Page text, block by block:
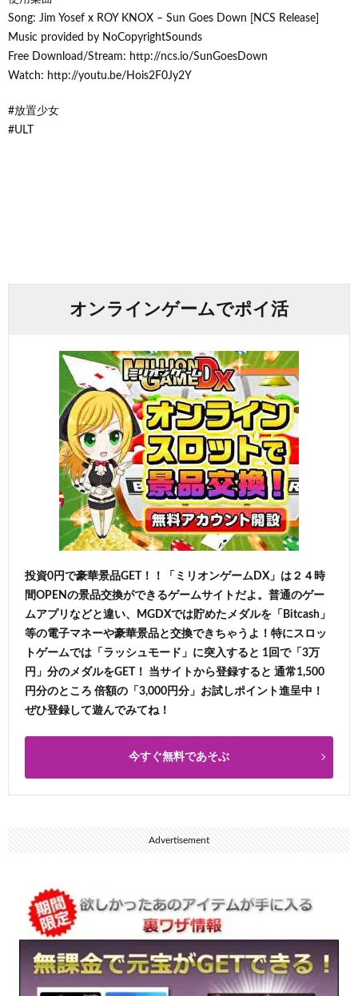
Song: Jim Yosef x ROY KNOX – Sun Goes Down [NCS Release]
Music provided by NoCopyrightSounds
Free Download/Stream: http://ncs.io/SunGoesDown
Watch: http://youtu.be/Hois2F0Jy2Y
#放置少女
#ULT
オンラインゲームでポイ活
投資0円で豪華景品GET！！「ミリオンゲームDX」は２４時
間OPENの景品交換ができるゲームサイトだよ。普通のゲー
ムアプリなどと違い、MGDXでは貯めたメダルを「Bitcash」
等の電子マネーや豪華景品と交換できちゃうよ！特にスロッ
トゲームでは「ラッシュモード」に突入すると 1回で「3万
円」分のメダルをGET！ 当サイトから登録すると 通常1,500
円分のところ 倍額の「3,000円分」お試しポイント進呈中！
ぜひ登録して遊んでみてね！
今すぐ無料であそぶ
Advertisement